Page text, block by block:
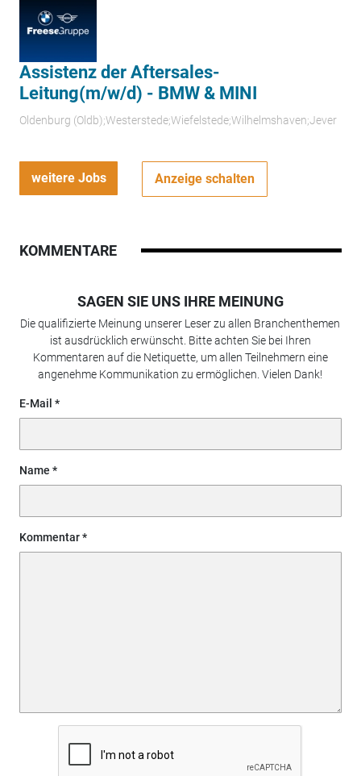
Assistenz der Aftersales-
Leitung(m/w/d) - BMW & MINI
Oldenburg (Oldb);Westerstede;Wiefelstede;Wilhelmshaven;Jever
weitere Jobs Anzeige schalten
KOMMENTARE
SAGEN SIE UNS IHRE MEINUNG
Die qualifizierte Meinung unserer Leser zu allen Branchenthemen
ist ausdrücklich erwünscht. Bitte achten Sie bei Ihren
Kommentaren auf die Netiquette, um allen Teilnehmern eine
angenehme Kommunikation zu ermöglichen. Vielen Dank!
E-Mail
Name
Kommentar